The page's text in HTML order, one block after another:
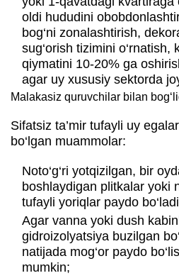
oldi hududini
bog‘ni zonalashtirish,
sug‘orish tizimini o‘rnatish,
qiymatini 10-20% ga
agar uy xususiy sektorda
Malakasiz quruvchilar bilan
Sifatsiz ta’mir tufayli uy
bo‘lgan muammolar:
Noto‘g‘ri yotqizilgan, bir
boshlaydigan plitkalar yoki
tufayli yoriqlar paydo
Agar vanna yoki dush
gidroizolyatsiya buzilgan
natijada mog‘or paydo
mumkin;